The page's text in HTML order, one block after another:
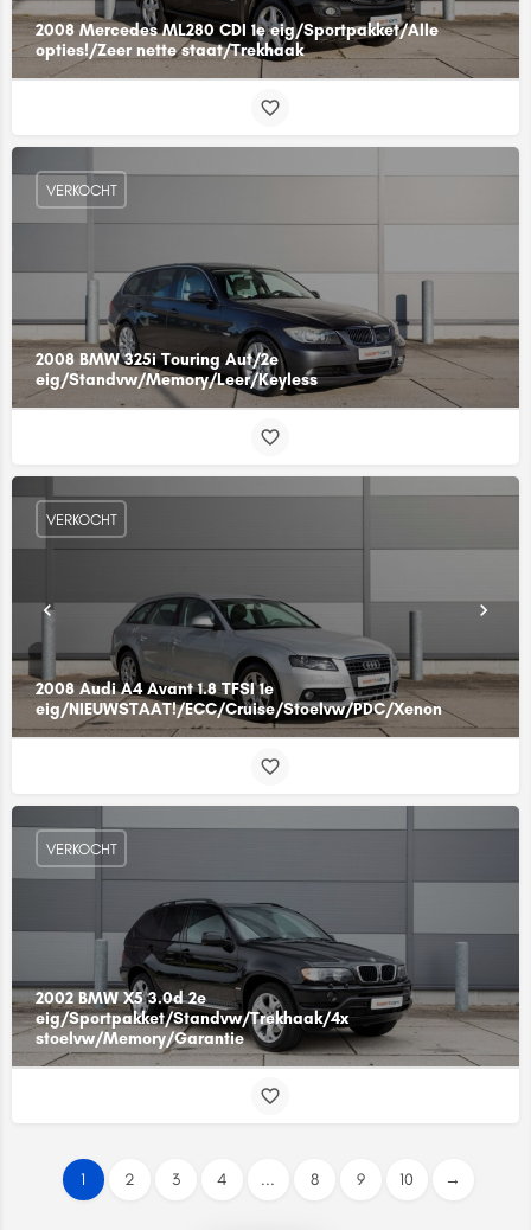
2008 Mercedes ML280 CDI 1e eig/Sportpakket/Alle
opties!/Zeer nette staat/Trekhaak
2008 BMW 325i Touring Aut/2e
eig/Standvw/Memory/Leer/Keyless
VERKOCHT
2008 Audi A4 Avant 1.8 TFSI 1e
eig/NIEUWSTAAT!/ECC/Cruise/Stoelvw/PDC/Xenon
VERKOCHT
2002 BMW X5 3.0d 2e
eig/Sportpakket/Standvw/Trekhaak/4x
stoelvw/Memory/Garantie
VERKOCHT
1 2 3 4 ... 8 9 10 →